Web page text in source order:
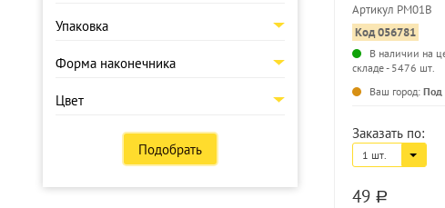
Упаковка
Форма наконечника
Цвет
Подобрать
Артикул PM01B
Код 056781
В наличии на
складе - 5476 шт.
Ваш город: Под
Заказать по:
1 шт.
49 a